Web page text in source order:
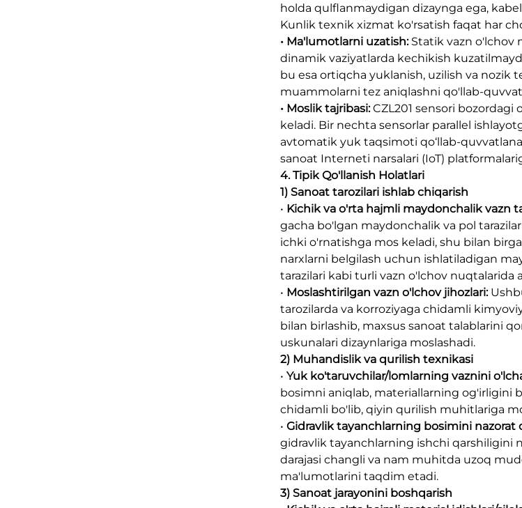
holda qulflanmaydigan dizaynga ega,
Kunlik texnik xizmat ko'rsatish faqat har
• Ma'lumotlarni uzatish: Statik vazn o'lchov
dinamik vaziyatlarda kechikish
bu esa ortiqcha yuklanish, uzilish va nozik
muammolarni tez aniqlashni qo'llab-
• Moslik tajribasi:CZL201 sensori
keladi. Bir nechta sensorlar parallel
avtomatik yuk taqsimoti qo‘llab-
sanoat Interneti narsalari (IoT)
4. Tipik Qo'llanish Holatlari
1) Sanoat tarozilari ishlab chiqarish
• Kichik va o'rta hajmli maydonchalik vazn
gacha bo'lgan maydonchalik va pol
ichki o'rnatishga mos keladi, shu bilan
narxlarni belgilash uchun ishlatiladigan
tarazilari kabi turli vazn o'lchov nuqtalarida
• Moslashtirilgan vazn o'lchov jihozlari:
tarozilarda va korroziyaga chidamli
bilan birlashib, maxsus sanoat talablarini
uskunalari dizaynlariga moslashadi.
2) Muhandislik va qurilish texnikasi
• Yuk ko'taruvchilar/lomlarning vaznini
bosimni aniqlab, materiallarning og'irligini
chidamli bo'lib, qiyin qurilish muhitlariga
• Gidravlik tayanchlarning bosimini nazorat
gidravlik tayanchlarning ishchi qarshiligini
darajasi changli va nam muhitda uzoq
ma'lumotlarini taqdim etadi.
3) Sanoat jarayonini boshqarish